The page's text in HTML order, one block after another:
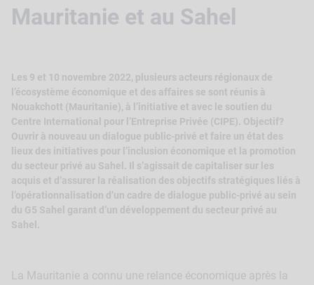
Mauritanie et au Sahel
Les 9 et 10 novembre 2022, plusieurs acteurs régionaux de
l’écosystème économique et des affaires se sont réunis à
Nouakchott (Mauritanie), à l’initiative et avec le soutien du
Centre International pour l’Entreprise Privée (CIPE). Objectif?
Ouvrir à nouveau un dialogue public-privé et faire un état des
lieux des initiatives pour l’inclusion économique et la promotion
du secteur privé au Sahel. Il s’agissait de capitaliser sur les
acquis et d’assurer la réalisation des objectifs stratégiques liés à
l’opérationnalisation d’un cadre de dialogue public-privé au sein
du G5 Sahel garant d’un développement du secteur privé au
Sahel.
La Mauritanie a connu une relance économique après la